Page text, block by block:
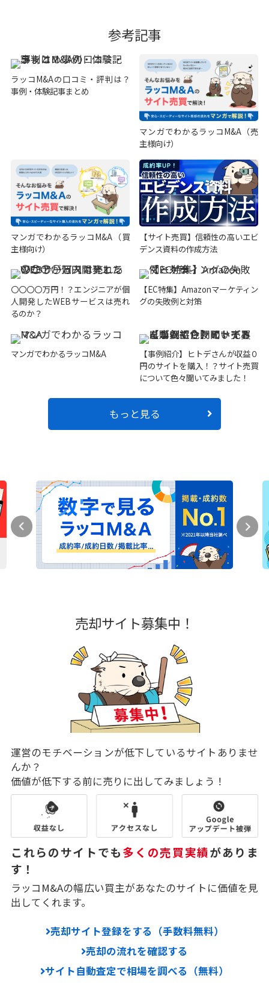
参考記事
ラッコM&Aの口コミ・評判は？
事例・体験記事まとめ
マンガでわかるラッコM&A（売
主様向け）
マンガでわかるラッコM&A（買
主様向け）
【サイト売買】信頼性の高いエビ
デンス資料の作成方法
〇〇〇〇万円！？エンジニアが個
人開発したWEBサービスは売れ
るのか？
【EC特集】Amazonマーケティン
グの失敗例と対策
マンガでわかるラッコM&A
【事例紹介】ヒトデさんが収益０
円のサイトを購入！？サイト売買
について色々聞いてみました！
もっと見る
売却サイト募集中！
運営のモチベーションが低下しているサイトありませ
んか？
価値が低下する前に売りに出してみましょう！
これらのサイトでも多くの売買実績がありま
す！
ラッコM&Aの幅広い買主があなたのサイトに価値を見
出してくれます。
売却サイト登録をする（手数料無料）
売却の流れを確認する
サイト自動査定で相場を調べる（無料）